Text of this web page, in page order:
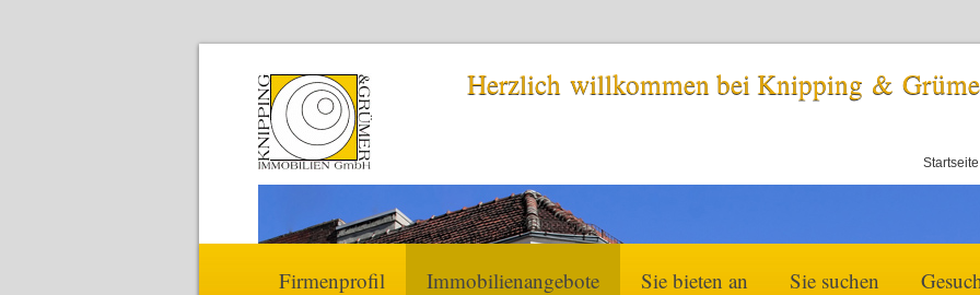
Herzlich willkommen bei Knipping &
Startseite
Firmenprofil Immobilienangebote Sie bieten an Sie suchen